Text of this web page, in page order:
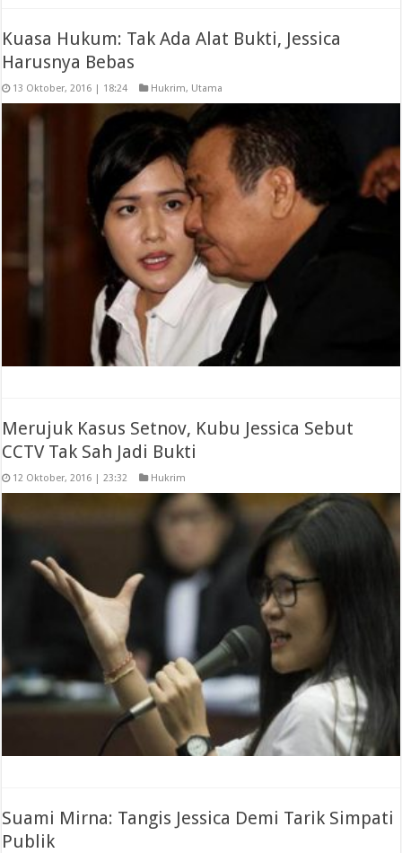
Kuasa Hukum: Tak Ada Alat Bukti, Jessica
Harusnya Bebas
13 Oktober, 2016 | 18:24 Hukrim, Utama
Merujuk Kasus Setnov, Kubu Jessica Sebut
CCTV Tak Sah Jadi Bukti
12 Oktober, 2016 | 23:32 Hukrim
Suami Mirna: Tangis Jessica Demi Tarik Simpati
Publik